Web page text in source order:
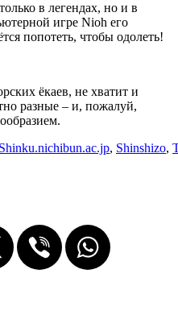
в легендах, но и в
игре Nioh его
попотеть, чтобы одолеть!
ёкаев, не хватит и
разные – и, пожалуй,
Shinku.nichibun.ac.jp, Shinshizo,